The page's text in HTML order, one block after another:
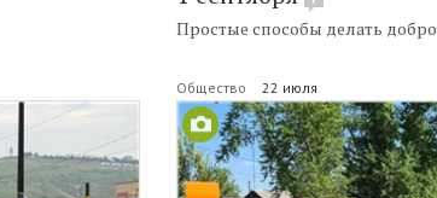
Простые способы делать добро
Общество 22 июля